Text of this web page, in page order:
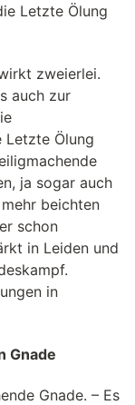
Letzte Ölung
zweierlei.
auch zur
Letzte Ölung
ja sogar auch
beichten
schon
in Leiden und
in
Gnade
Gnade. – Es